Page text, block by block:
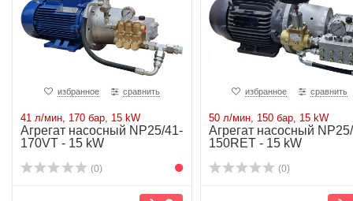
избранное сравнить
41 л/мин, 170 бар, 15 kW
Агрегат насосный NP25/41-
170VT - 15 kW
(0)
избранное сравнить
50 л/мин, 150 бар, 15 kW
Агрегат насосный
150RET - 15 kW
(0)